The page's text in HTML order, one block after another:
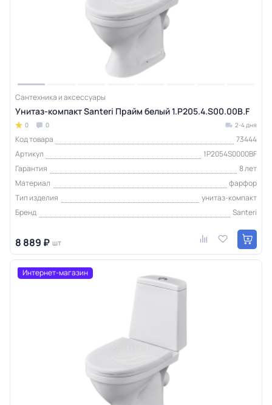
Сантехника и аксессуары
Унитаз-компакт Santeri Прайм белый 1.P205.4.S00.00B.F
0 0 2-4 дня
Код товара
73444
Артикул
1P2054S0000BF
Гарантия
8 лет
Материал
фарфор
Тип изделия
унитаз-компакт
Бренд
Santeri
8 889 ₽ шт
Интернет-магазин